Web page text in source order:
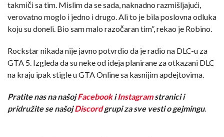
takmiči sa tim. Mislim da se sada, naknadno razmišljajući,
verovatno moglo i jedno i drugo. Ali to je bila poslovna odluka
koju su doneli. Bio sam malo razočaran tim”, rekao je Robino.
Rockstar nikada nije javno potvrdio da je radio na DLC-u za
GTA 5. Izgleda da su neke od ideja planirane za otkazani DLC
na kraju ipak stigle u GTA Online sa kasnijim apdejtovima.
Pratite nas na našojFacebookiInstagramstranici i
pridružite se našojDiscordgrupi za sve vesti o gejmingu.